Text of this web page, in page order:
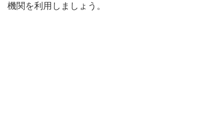
機関を利用しましょう。